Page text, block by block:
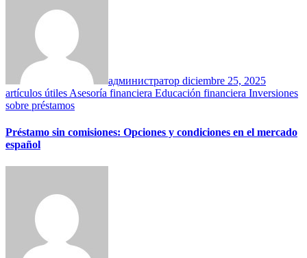
администратор diciembre 25, 2025
artículos útiles Asesoría financiera Educación financiera Inversiones
sobre préstamos
Préstamo sin comisiones: Opciones y condiciones en el mercado
español